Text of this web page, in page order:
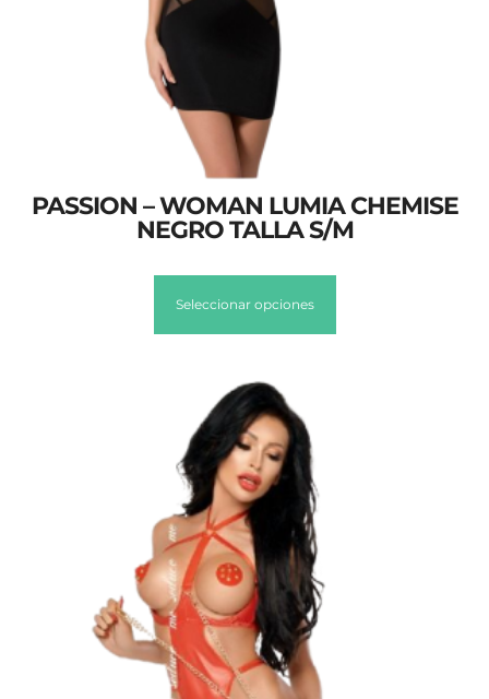
PASSION – WOMAN LUMIA CHEMISE
NEGRO TALLA S/M
Seleccionar opciones